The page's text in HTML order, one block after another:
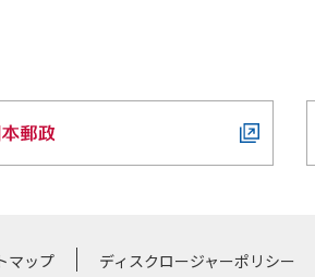
マップ ディスクロージャーポリシー